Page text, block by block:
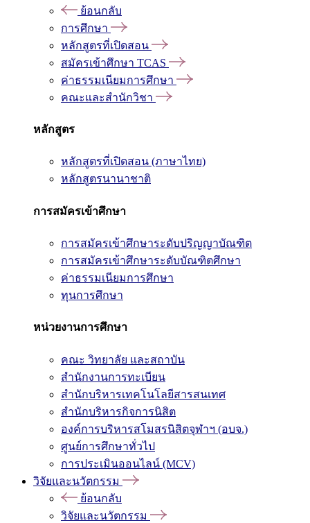
ย้อนกลับ
การศึกษา
หลักสูตรที่เปิดสอน
สมัครเข้าศึกษา TCAS
ค่าธรรมเนียมการศึกษา
คณะและสำนักวิชา
หลักสูตร
หลักสูตรที่เปิดสอน (ภาษาไทย)
หลักสูตรนานาชาติ
การสมัครเข้าศึกษา
การสมัครเข้าศึกษาระดับปริญญาบัณฑิต
การสมัครเข้าศึกษาระดับบัณฑิตศึกษา
ค่าธรรมเนียมการศึกษา
ทุนการศึกษา
หน่วยงานการศึกษา
คณะ วิทยาลัย และสถาบัน
สำนักงานการทะเบียน
สำนักบริหารเทคโนโลยีสารสนเทศ
สำนักบริหารกิจการนิสิต
องค์การบริหารสโมสรนิสิตจุฬาฯ (อบจ.)
ศูนย์การศึกษาทั่วไป
การประเมินออนไลน์ (MCV)
วิจัยและนวัตกรรม
ย้อนกลับ
วิจัยและนวัตกรรม